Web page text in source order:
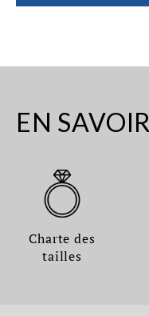
EN
Charte des
tailles